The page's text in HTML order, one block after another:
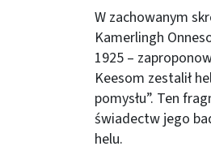
W zachowanym
Kamerlingh
1925 –
Keesom zestalił
pomysłu”. Ten
świadectw jego
helu.